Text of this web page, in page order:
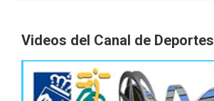
Videos del Canal de Deportes